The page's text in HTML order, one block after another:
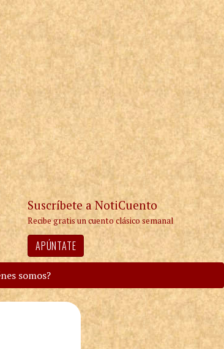
Suscríbete a NotiCuento
Recibe gratis un cuento clásico semanal
APÚNTATE
somos?